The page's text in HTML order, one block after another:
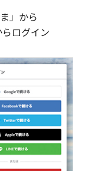
」から
ログイン